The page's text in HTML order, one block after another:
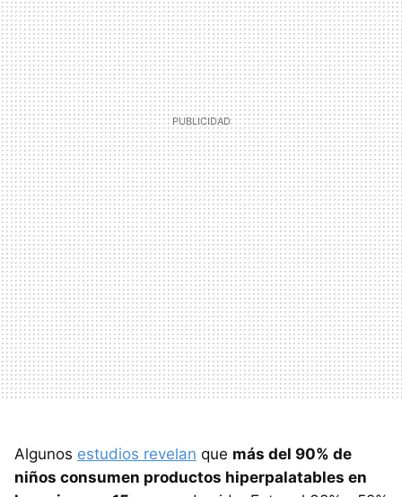
Algunos estudios revelan que más del 90% de
niños consumen productos hiperpalatables en